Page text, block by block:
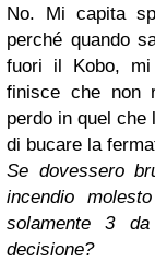
No. Mi capita
perché quando
fuori il Kobo, mi
finisce che non
perdo in quel
di bucare la
Se dovessero
incendio
solamente 3
decisione?